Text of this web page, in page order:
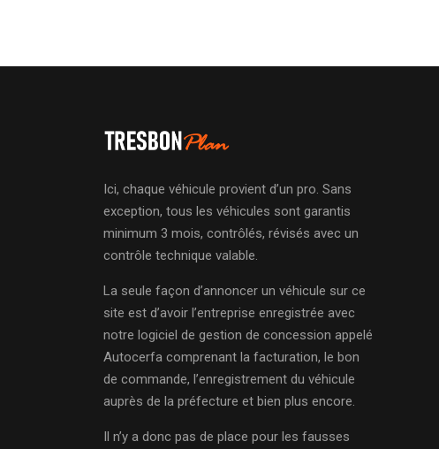
Ici, chaque véhicule provient d’un pro. Sans
exception, tous les véhicules sont garantis
minimum 3 mois, contrôlés, révisés avec un
contrôle technique valable.
La seule façon d’annoncer un véhicule sur ce
site est d’avoir l’entreprise enregistrée avec
notre logiciel de gestion de concession appelé
Autocerfa comprenant la facturation, le bon
de commande, l’enregistrement du véhicule
auprès de la préfecture et bien plus encore.
Il n’y a donc pas de place pour les fausses